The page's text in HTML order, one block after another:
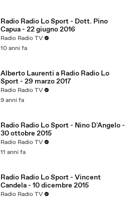
Radio Radio Lo Sport - Dott. Pino
Capua - 22 giugno 2016
Radio Radio TV
10 anni fa
Alberto Laurenti a Radio Radio Lo
Sport - 29 marzo 2017
Radio Radio TV
9 anni fa
Radio Radio Lo Sport - Nino D'Angelo -
30 ottobre 2015
Radio Radio TV
11 anni fa
Radio Radio Lo Sport - Vincent
Candela - 10 dicembre 2015
Radio Radio TV